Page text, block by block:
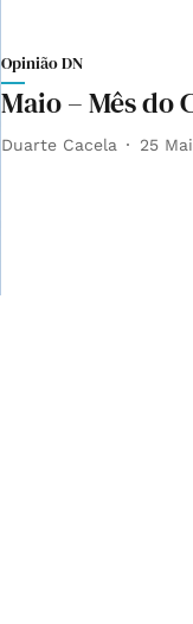
Opinião DN
Maio – Mês do
Duarte Cacela 25